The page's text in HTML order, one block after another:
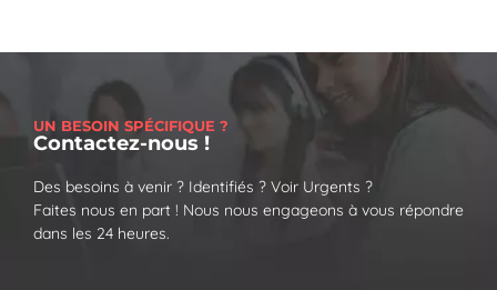
UN BESOIN SPÉCIFIQUE ?
Contactez-nous !
Des besoins à venir ? Identifiés ? Voir Urgents ?
Faites nous en part ! Nous nous engageons à vous répondre
dans les 24 heures.